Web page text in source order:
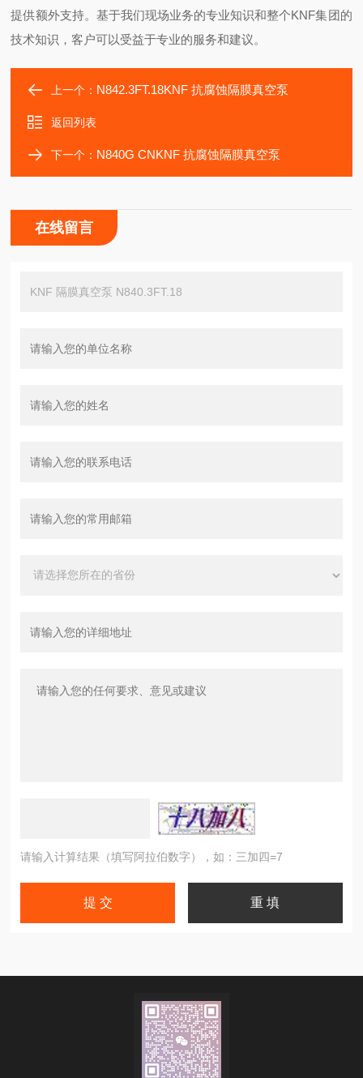
提供额外支持。基于我们现场业务的专业知识和整个KNF集团的
技术知识，客户可以受益于专业的服务和建议。
上一个： N842.3FT.18KNF 抗腐蚀隔膜真空泵
返回列表
下一个： N840G CNKNF 抗腐蚀隔膜真空泵
在线留言
请输入计算结果（填写阿拉伯数字），如：三加四=7